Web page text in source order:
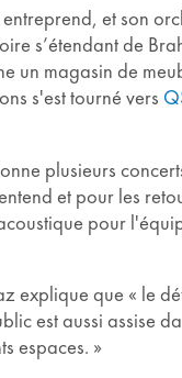
et son
s’étendant de
un magasin de
s'est tourné vers
plusieurs
et pour les
pour
explique que « le
est aussi assise
espaces. »